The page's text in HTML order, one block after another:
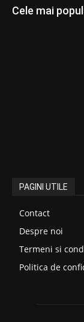
Cele mai
PAGINI UTILE
Contact
Despre noi
Termeni si
Politica de